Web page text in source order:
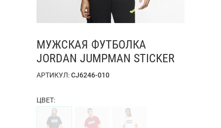
МУЖСКАЯ ФУТБОЛКА
JORDAN JUMPMAN STICKER
АРТИКУЛ:CJ6246-010
ЦВЕТ: